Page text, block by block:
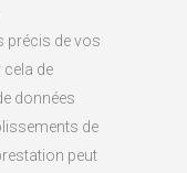
précis de vos
de
données
de
peut